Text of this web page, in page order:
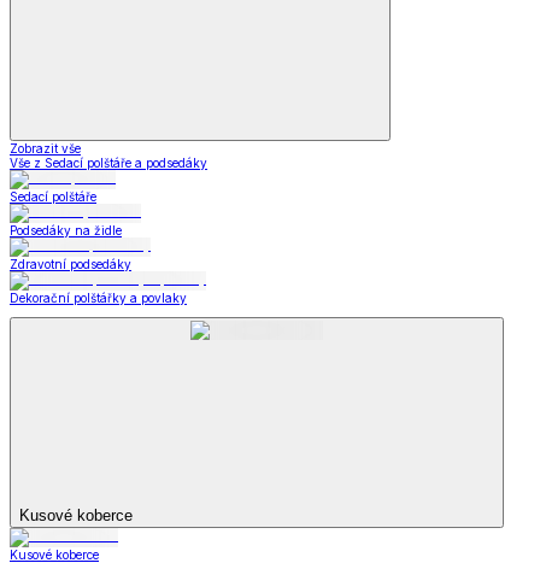
Zobrazit vše
Vše z Sedací polštáře a podsedáky
Sedací polštáře
Podsedáky na židle
Zdravotní podsedáky
Dekorační polštářky a povlaky
Kusové koberce
Kusové koberce